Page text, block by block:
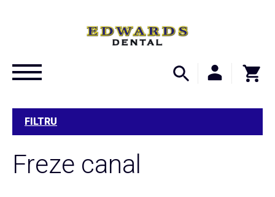
FILTRU
Freze canal